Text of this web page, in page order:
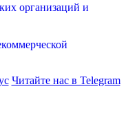
организаций и
Читайте нас в Telegram